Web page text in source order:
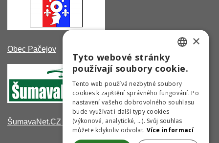
Obec Pačejov
ŠumavaNet.CZ - informace o regionu
ENGLISH
×
Tyto webové stránky
používají soubory cookie.
Tento web používá nezbytné soubory
cookies k zajištění správného fungování. Po
nastavení vašeho dobrovolného souhlasu
bude využívat i další typy cookies
(výkonové, analytické, …). Svůj souhlas
můžete kdykoliv odvolat. Více informací